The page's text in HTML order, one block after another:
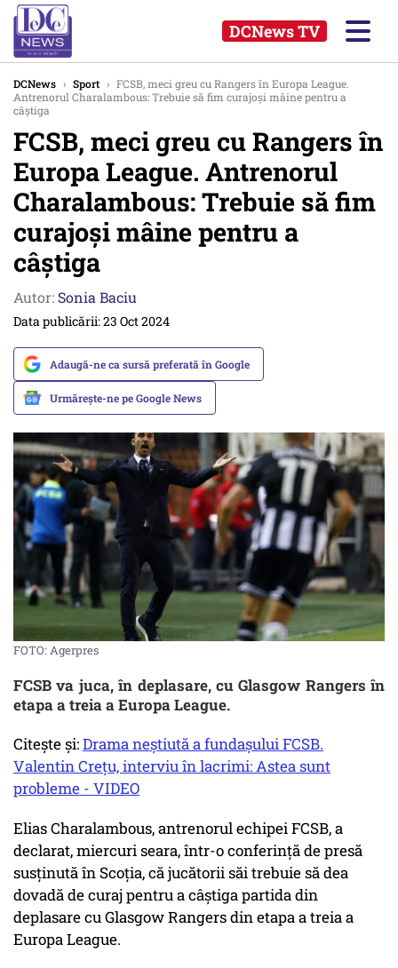
DCNews TV
DCNews › Sport › FCSB, meci greu cu Rangers în Europa League.
Antrenorul Charalambous: Trebuie să fim curajoși mâine pentru a
câștiga
FCSB, meci greu cu Rangers în
Europa League. Antrenorul
Charalambous: Trebuie să fim
curajoși mâine pentru a
câștiga
Autor: Sonia Baciu
Data publicării: 23 Oct 2024
Adaugă-ne ca sursă preferată în Google
Urmărește-ne pe Google News
FOTO: Agerpres
FCSB va juca, în deplasare, cu Glasgow Rangers în
etapa a treia a Europa League.
Citește și:Drama neștiută a fundașului FCSB.
Valentin Crețu, interviu în lacrimi: Astea sunt
probleme - VIDEO
Elias Charalambous, antrenorul echipei FCSB, a
declarat, miercuri seara, într-o conferință de presă
susținută în Scoția, că jucătorii săi trebuie să dea
dovadă de curaj pentru a câștiga partida din
deplasare cu Glasgow Rangers din etapa a treia a
Europa League.